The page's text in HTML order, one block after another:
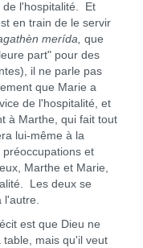
de l'hospitalité. Et
en train de le servir
merída, que
part" pour des
il ne parle pas
que Marie a
de l'hospitalité, et
à Marthe, qui fait tout
lui-même à la
et
Marthe et Marie,
Les deux se
l'autre.
est que Dieu ne
mais qu'il veut